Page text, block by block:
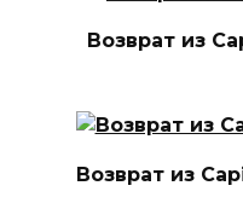
Возврат из
Возврат из